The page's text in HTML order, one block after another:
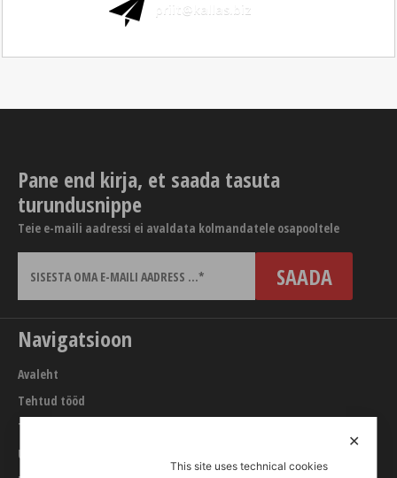
priit@kallas.biz
Pane end kirja, et saada tasuta
turundusnippe
Teie e-maili aadressi ei avaldata kolmandatele osapooltele
Navigatsioon
Avaleht
Tehtud tööd
Teenused
URL builder
✕
This site uses technical cookies